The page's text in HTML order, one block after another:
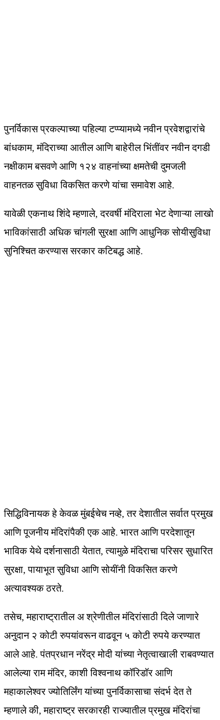
पुनर्विकास प्रकल्पाच्या पहिल्या टप्प्यामध्ये नवीन प्रवेशद्वारांचे
बांधकाम, मंदिराच्या आतील आणि बाहेरील भिंतींवर नवीन दगडी
नक्षीकाम बसवणे आणि १२४ वाहनांच्या क्षमतेची दुमजली
वाहनतळ सुविधा विकसित करणे यांचा समावेश आहे.
यावेळी एकनाथ शिंदे म्हणाले, दरवर्षी मंदिराला भेट देणाऱ्या लाखो
भाविकांसाठी अधिक चांगली सुरक्षा आणि आधुनिक सोयीसुविधा
सुनिश्चित करण्यास सरकार कटिबद्ध आहे.
सिद्धिविनायक हे केवळ मुंबईचेच नव्हे, तर देशातील सर्वात प्रमुख
आणि पूजनीय मंदिरांपैकी एक आहे. भारत आणि परदेशातून
भाविक येथे दर्शनासाठी येतात, त्यामुळे मंदिराचा परिसर सुधारित
सुरक्षा, पायाभूत सुविधा आणि सोयींनी विकसित करणे
अत्यावश्यक ठरते.
तसेच, महाराष्ट्रातील अ श्रेणीतील मंदिरांसाठी दिले जाणारे
अनुदान २ कोटी रुपयांवरून वाढवून ५ कोटी रुपये करण्यात
आले आहे. पंतप्रधान नरेंद्र मोदी यांच्या नेतृत्वाखाली राबवण्यात
आलेल्या राम मंदिर, काशी विश्वनाथ कॉरिडॉर आणि
महाकालेश्वर ज्योतिर्लिंग यांच्या पुनर्विकासाचा संदर्भ देत ते
म्हणाले की, महाराष्ट्र सरकारही राज्यातील प्रमुख मंदिरांचा